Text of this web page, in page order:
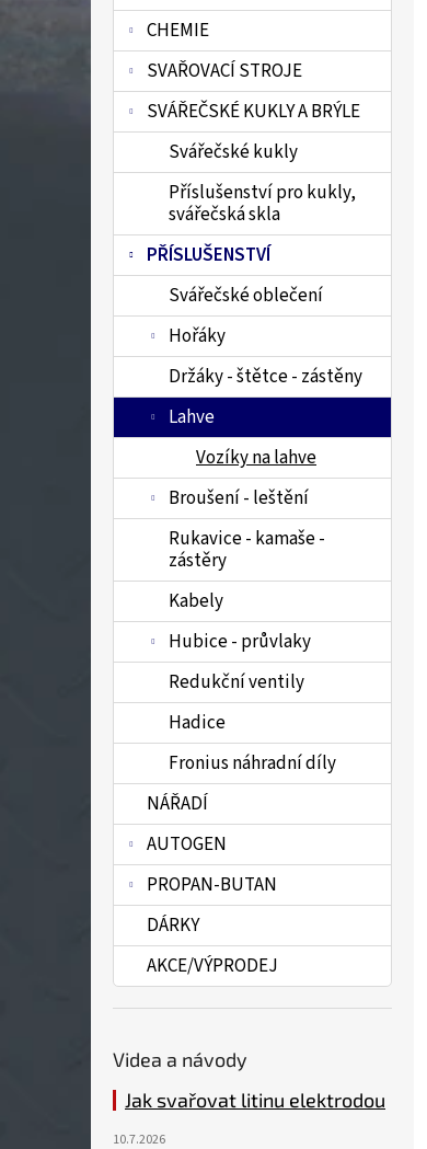
CHEMIE
SVAŘOVACÍ STROJE
SVÁŘEČSKÉ KUKLY A BRÝLE
Svářečské kukly
Příslušenství pro kukly,
svářečská skla
PŘÍSLUŠENSTVÍ
Svářečské oblečení
Hořáky
Držáky - štětce - zástěny
Lahve
Vozíky na lahve
Broušení - leštění
Rukavice - kamaše -
zástěry
Kabely
Hubice - průvlaky
Redukční ventily
Hadice
Fronius náhradní díly
NÁŘADÍ
AUTOGEN
PROPAN-BUTAN
DÁRKY
AKCE/VÝPRODEJ
Videa a návody
Jak svařovat litinu elektrodou
10.7.2026